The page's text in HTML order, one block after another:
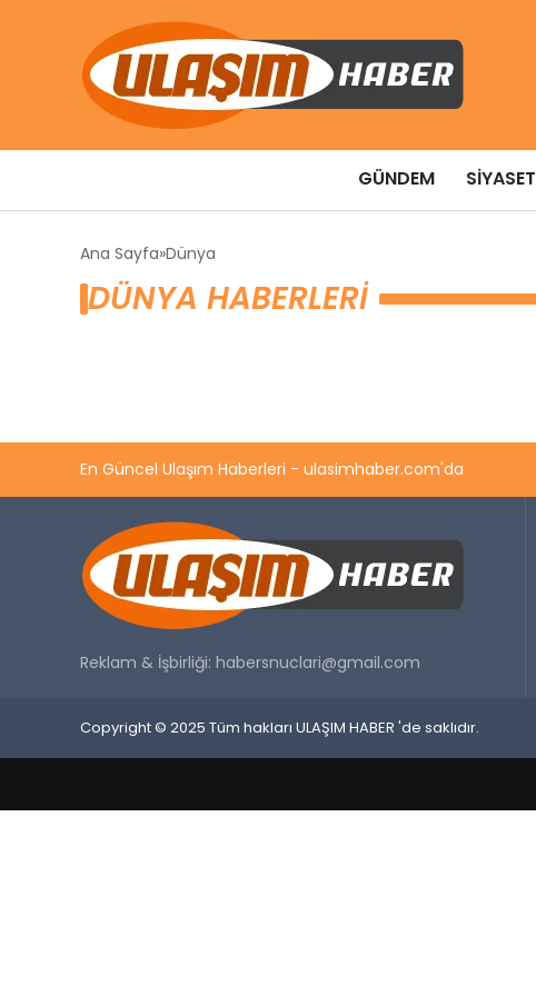
GÜNDEM SIYASET
Ana Sayfa Dünya
DÜNYA HABERLERI
En Güncel Ulaşım Haberleri - ulasimhaber.com'da
Reklam & İşbirliği: habersnuclari@gmail.com
Copyright © 2025 Tüm hakları ULAŞIM HABER 'de saklıdır.